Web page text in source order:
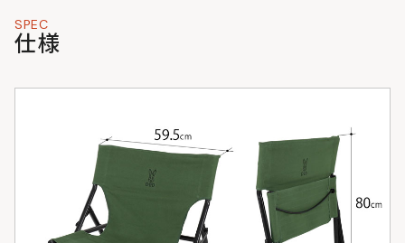
SPEC
仕様